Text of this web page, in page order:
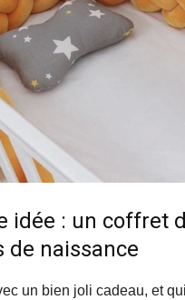
idée : un coffret
de naissance
un bien joli cadeau, et